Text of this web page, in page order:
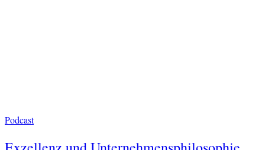
Podcast